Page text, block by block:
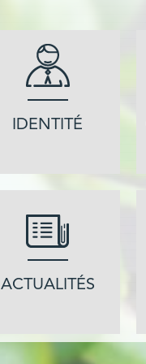
IDENTITÉ
ACTUALITÉS